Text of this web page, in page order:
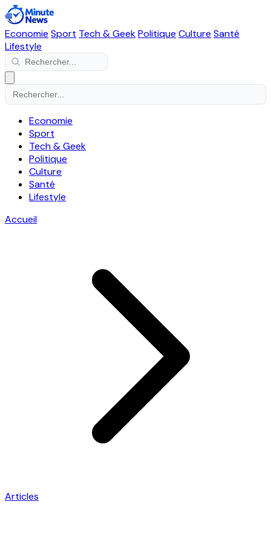
Economie Sport Tech & GeekPolitique Culture Santé
Lifestyle
Economie
Sport
Tech & Geek
Politique
Culture
Santé
Lifestyle
Accueil
Articles